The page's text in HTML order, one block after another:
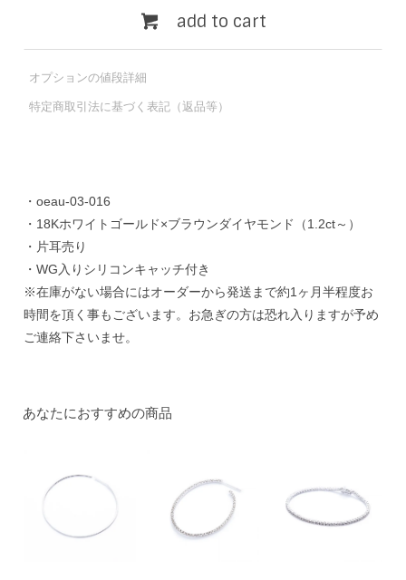
add to cart
オプションの値段詳細
特定商取引法に基づく表記（返品等）
・oeau-03-016
・18Kホワイトゴールド×ブラウンダイヤモンド（1.2ct～）
・片耳売り
・WG入りシリコンキャッチ付き
※在庫がない場合にはオーダーから発送まで約1ヶ月半程度お
時間を頂く事もございます。お急ぎの方は恐れ入りますが予め
ご連絡下さいませ。
あなたにおすすめの商品